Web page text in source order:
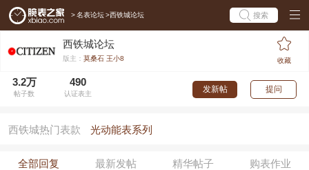
> 名表论坛 >西铁城论坛 搜索
西铁城论坛
版主： 莫桑石 王小8 收藏
3.2万
帖子数
490
认证表主 发新帖 提问
西铁城热门表款 光动能表系列
全部回复 最新发帖 精华帖子 购表作业